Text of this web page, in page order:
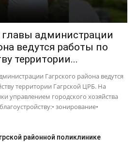
администрации
ведутся работы по
территории...
Гагрского района ведутся
территории Гагрской ЦРБ. На
управлением городского хозяйства
зонирование•
районной поликлинике